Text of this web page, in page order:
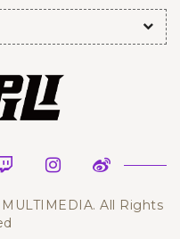
All Rights